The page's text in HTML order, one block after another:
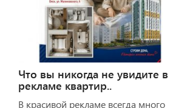
Что вы никогда не увидите в
рекламе квартир..
В красивой рекламе всегда много